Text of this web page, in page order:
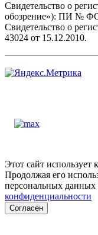
Свидетельство о
обозрение»): ПИ №
Свидетельство о
43024 от 15.12.2010.
Этот сайт использует
Продолжая его
персональных данных
конфиденциальности
Согласен